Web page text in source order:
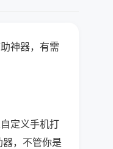
神器，有需
定义手机打
，不管你是